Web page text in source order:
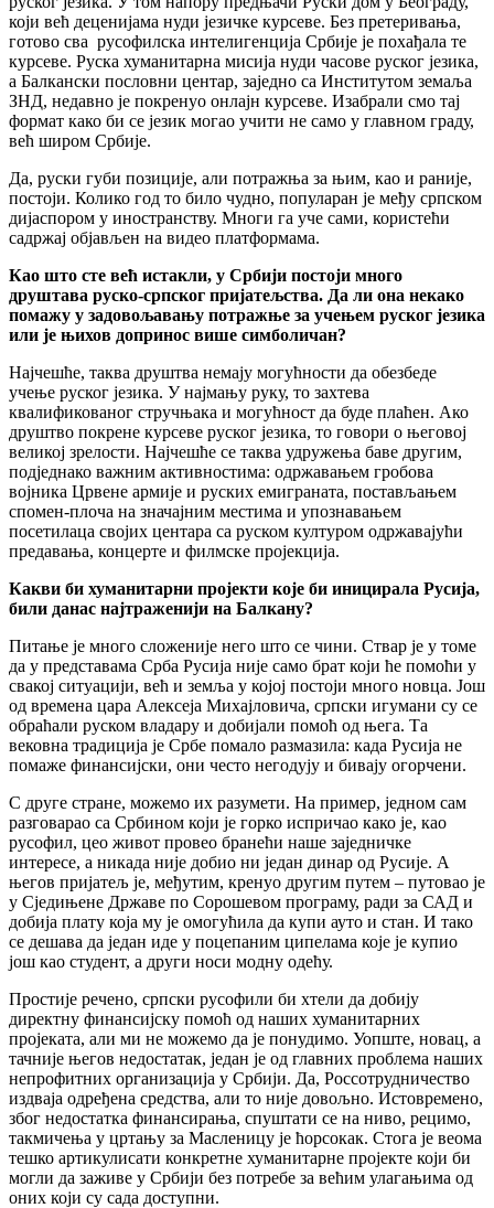
који већ деценијама нуди језичке курсеве. Без претеривања,
готово сва русофилска интелигенција Србије је похађала те
курсеве. Руска хуманитарна мисија нуди часове руског језика,
а Балкански пословни центар, заједно са Институтом земаља
ЗНД, недавно је покренуо онлајн курсеве. Изабрали смо тај
формат како би се језик могао учити не само у главном граду,
већ широм Србије.
Да, руски губи позиције, али потражња за њим, као и раније,
постоји. Колико год то било чудно, популаран је међу српском
дијаспором у иностранству. Многи га уче сами, користећи
садржај објављен на видео платформама.
Као што сте већ истакли, у Србији постоји много
друштава руско-српског пријатељства. Да ли она некако
помажу у задовољавању потражње за учењем руског језика
или је њихов допринос више симболичан?
Најчешће, таква друштва немају могућности да обезбеде
учење руског језика. У најмању руку, то захтева
квалификованог стручњака и могућност да буде плаћен. Ако
друштво покрене курсеве руског језика, то говори о његовој
великој зрелости. Најчешће се таква удружења баве другим,
подједнако важним активностима: одржавањем гробова
војника Црвене армије и руских емиграната, постављањем
спомен-плоча на значајним местима и упознавањем
посетилаца својих центара са руском културом одржавајући
предавања, концерте и филмске пројекција.
Какви би хуманитарни пројекти које би иницирала Русија,
били данас најтраженији на Балкану?
Питање је много сложеније него што се чини. Ствар је у томе
да у представама Срба Русија није само брат који ће помоћи у
свакој ситуацији, већ и земља у којој постоји много новца. Још
од времена цара Алексеја Михајловича, српски игумани су се
обраћали руском владару и добијали помоћ од њега. Та
вековна традиција је Србе помало размазила: када Русија не
помаже финансијски, они често негодују и бивају огорчени.
С друге стране, можемо их разумети. На пример, једном сам
разговарао са Србином који је горко испричао како је, као
русофил, цео живот провео бранећи наше заједничке
интересе, а никада није добио ни један динар од Русије. А
његов пријатељ је, међутим, кренуо другим путем – путовао је
у Сједињене Државе по Сорошевом програму, ради за САД и
добија плату која му је омогућила да купи ауто и стан. И тако
се дешава да један иде у поцепаним ципелама које је купио
још као студент, а други носи модну одећу.
Простије речено, српски русофили би хтели да добију
директну финансијску помоћ од наших хуманитарних
пројеката, али ми не можемо да је понудимо. Уопште, новац, а
тачније његов недостатак, један је од главних проблема наших
непрофитних организација у Србији. Да, Россотрудничество
издваја одређена средства, али то није довољно. Истовремено,
због недостатка финансирања, спуштати се на ниво, рецимо,
такмичења у цртању за Масленицу је ћорсокак. Стога је веома
тешко артикулисати конкретне хуманитарне пројекте који би
могли да заживе у Србији без потребе за већим улагањима од
оних који су сада доступни.